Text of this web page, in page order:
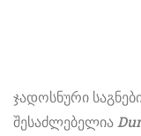
ჯადოსნური
შესაძლებელია